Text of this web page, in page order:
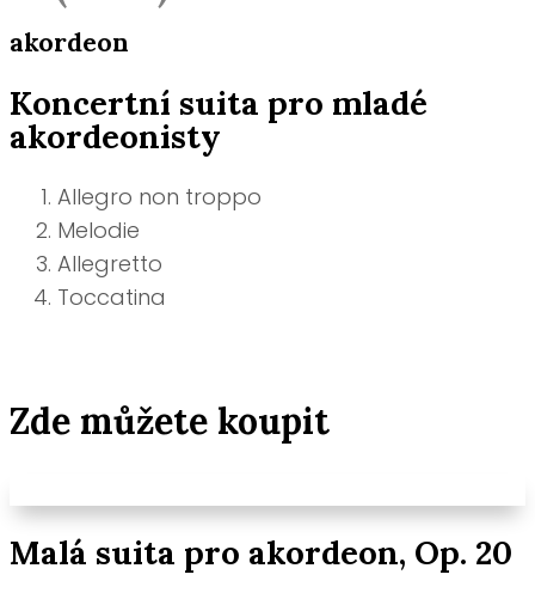
akordeon
Koncertní suita pro mladé
akordeonisty
Allegro non troppo
Melodie
Allegretto
Toccatina
Zde můžete koupit
Malá suita pro akordeon, Op. 20